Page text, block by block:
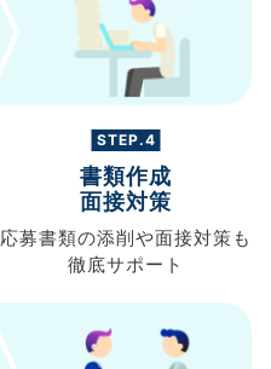
STEP.4
書類作成
面接対策
応募書類の添削や面接対策も
徹底サポート